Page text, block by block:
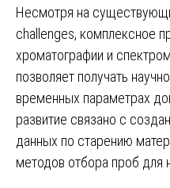
Несмотря на
challenges, комплексное
хроматографии и
позволяет получать
временных параметрах
развитие связано с
данных по старению
методов отбора проб для